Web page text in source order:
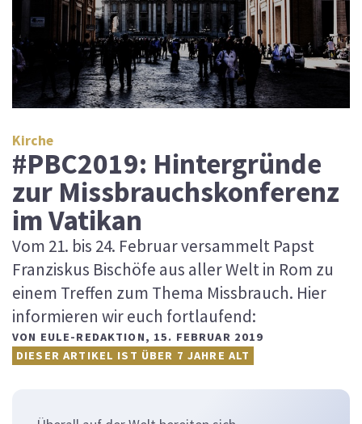
Kirche
#PBC2019: Hintergründe
zur Missbrauchskonferenz
im Vatikan
Vom 21. bis 24. Februar versammelt Papst
Franziskus Bischöfe aus aller Welt in Rom zu
einem Treffen zum Thema Missbrauch. Hier
informieren wir euch fortlaufend:
VON EULE-REDAKTION, 15. FEBRUAR 2019
DIESER ARTIKEL IST ÜBER 7 JAHRE ALT